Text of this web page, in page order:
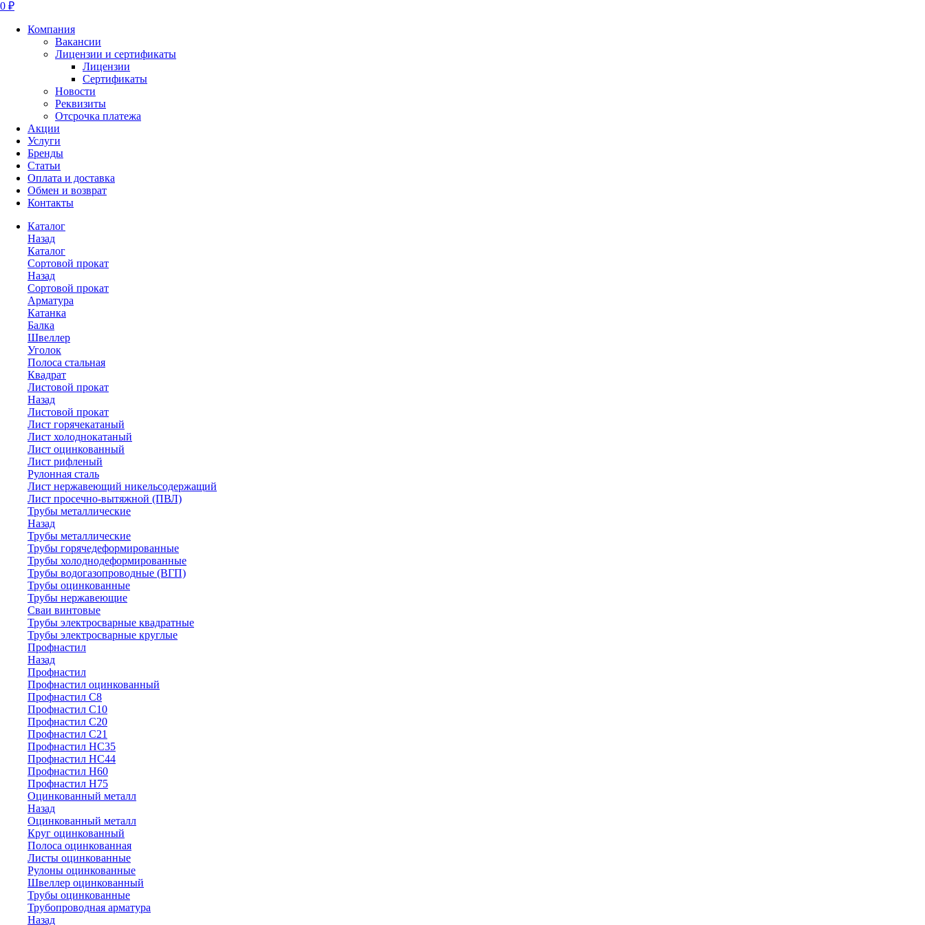
0 ₽
Компания
Вакансии
Лицензии и сертификаты
Лицензии
Сертификаты
Новости
Реквизиты
Отсрочка платежа
Акции
Услуги
Бренды
Статьи
Оплата и доставка
Обмен и возврат
Контакты
Каталог
Назад
Каталог
Сортовой прокат
Назад
Сортовой прокат
Арматура
Катанка
Балка
Швеллер
Уголок
Полоса стальная
Квадрат
Листовой прокат
Назад
Листовой прокат
Лист горячекатаный
Лист холоднокатаный
Лист оцинкованный
Лист рифленый
Рулонная сталь
Лист нержавеющий никельсодержащий
Лист просечно-вытяжной (ПВЛ)
Трубы металлические
Назад
Трубы металлические
Трубы горячедеформированные
Трубы холоднодеформированные
Трубы водогазопроводные (ВГП)
Трубы оцинкованные
Трубы нержавеющие
Сваи винтовые
Трубы электросварные квадратные
Трубы электросварные круглые
Профнастил
Назад
Профнастил
Профнастил оцинкованный
Профнастил С8
Профнастил С10
Профнастил С20
Профнастил С21
Профнастил НС35
Профнастил НС44
Профнастил Н60
Профнастил Н75
Оцинкованный металл
Назад
Оцинкованный металл
Круг оцинкованный
Полоса оцинкованная
Листы оцинкованные
Рулоны оцинкованные
Швеллер оцинкованный
Трубы оцинкованные
Трубопроводная арматура
Назад